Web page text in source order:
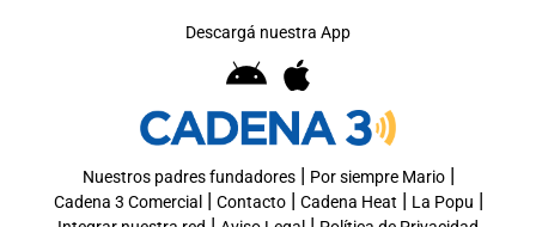
Descargá nuestra App
Nuestros padres fundadores| Por siempre Mario|
Cadena 3 Comercial | Contacto| Cadena Heat | La Popu |